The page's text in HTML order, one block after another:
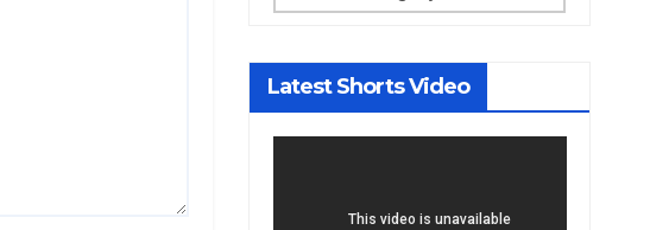
Latest Shorts Video